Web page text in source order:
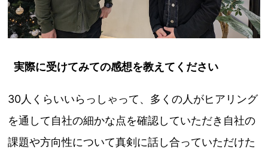
実際に受けてみての感想を教えてください
30人くらいいらっしゃって、多くの人がヒアリング
を通して自社の細かな点を確認していただき自社の
課題や方向性について真剣に話し合っていただけた